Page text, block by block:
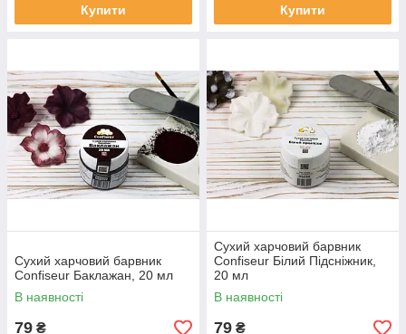
Купити Купити
Сухий харчовий барвник
Confiseur Баклажан, 20 мл
В наявності
79 ₴
Сухий харчовий барвник
Confiseur Білий Підсніжник,
20 мл
В наявності
79 ₴